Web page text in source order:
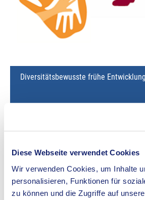
Diese Webseite verwendet Cookies
Wir verwenden Cookies, um Inhalte
personalisieren, Funktionen für
zu können und die Zugriffe auf
Diversitätsbewusste frühe Entwicklung
Beratung und